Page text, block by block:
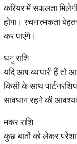
करियर में सफलता
होगा। रचनात्मकता
कर पाएंगे।
धनु राशि
यदि आप व्यापारी हैं
किसी के साथ
सावधान रहने की
मकर राशि
कुछ बातों को लेकर